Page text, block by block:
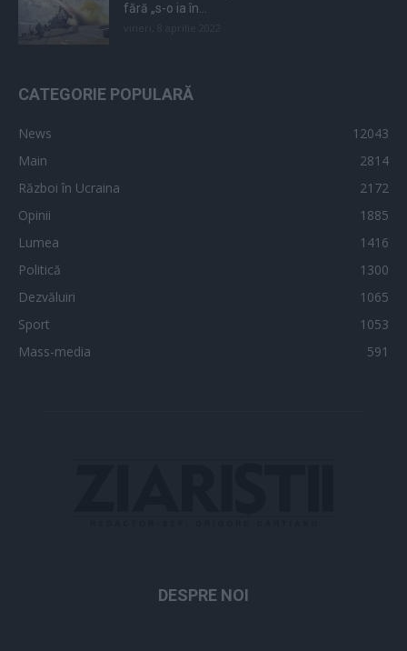
fără „s-o ia în...
CATEGORIE POPULARĂ
News
12043
Main
2814
Război în Ucraina
2172
Opinii
1885
Lumea
1416
Politică
1300
Dezvăluiri
1065
Sport
1053
Mass-media
591
DESPRE NOI